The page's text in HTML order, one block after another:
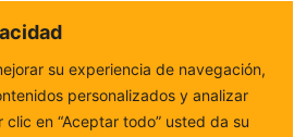
su experiencia de navegación,
personalizados y analizar
en “Aceptar todo” usted da su
FM
de forma cercana
Los Cacharros sitúa por
liga...